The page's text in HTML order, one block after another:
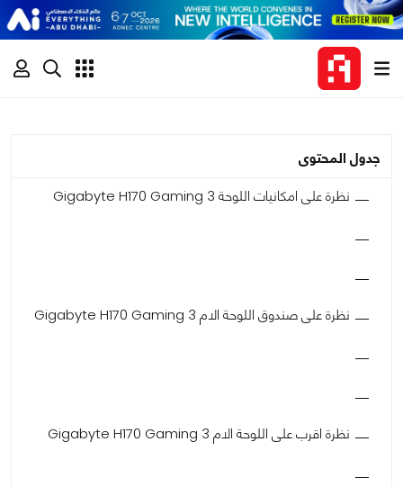
جدول المحتوى
نظرة على امكانيات اللوحة Gigabyte H170 Gaming 3
نظرة على صندوق اللوحة الام Gigabyte H170 Gaming 3
نظرة اقرب على اللوحة الام Gigabyte H170 Gaming 3